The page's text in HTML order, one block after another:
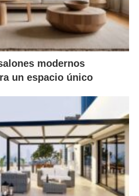
modernos
un espacio único